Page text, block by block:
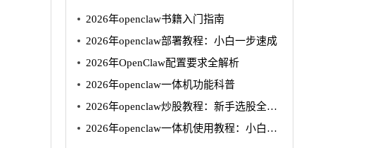
2026年openclaw书籍入门指南
2026年openclaw部署教程：小白一步速成
2026年OpenClaw配置要求全解析
2026年openclaw一体机功能科普